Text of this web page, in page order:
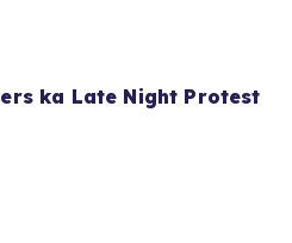
ka Late Night Protest